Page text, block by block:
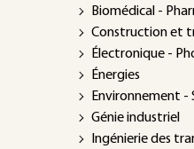
Biomédical -
Construction et
Électronique -
Énergies
Environnement -
Génie industriel
Ingénierie des